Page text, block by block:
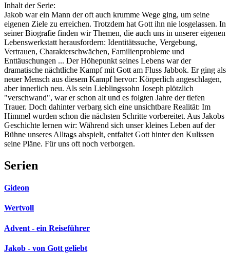
Inhalt der Serie:
Jakob war ein Mann der oft auch krumme Wege ging, um seine
eigenen Ziele zu erreichen. Trotzdem hat Gott ihn nie losgelassen. In
seiner Biografie finden wir Themen, die auch uns in unserer eigenen
Lebenswerkstatt herausfordern: Identitätssuche, Vergebung,
Vertrauen, Charakterschwächen, Familienprobleme und
Enttäuschungen ... Der Höhepunkt seines Lebens war der
dramatische nächtliche Kampf mit Gott am Fluss Jabbok. Er ging als
neuer Mensch aus diesem Kampf hervor: Körperlich angeschlagen,
aber innerlich neu. Als sein Lieblingssohn Joseph plötzlich
"verschwand", war er schon alt und es folgten Jahre der tiefen
Trauer. Doch dahinter verbarg sich eine unsichtbare Realität: Im
Himmel wurden schon die nächsten Schritte vorbereitet. Aus Jakobs
Geschichte lernen wir: Während sich unser kleines Leben auf der
Bühne unseres Alltags abspielt, entfaltet Gott hinter den Kulissen
seine Pläne. Für uns oft noch verborgen.
Serien
Gideon
Wertvoll
Advent - ein Reiseführer
Jakob - von Gott geliebt